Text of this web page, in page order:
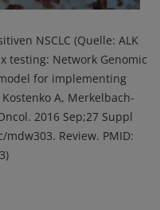
NSCLC (Quelle: ALK
testing: Network Genomic
for implementing
A, Merkelbach-
2016 Sep;27 Suppl
Review. PMID: